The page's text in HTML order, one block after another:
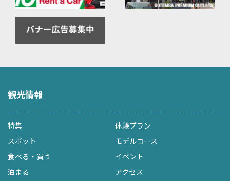
観光情報
特集
体験プラン
スポット
モデルコース
食べる・買う
イベント
泊まる
アクセス